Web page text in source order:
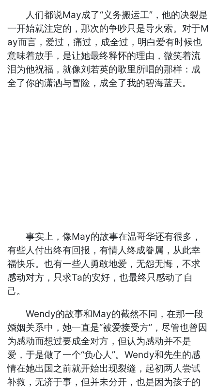
人们都说May成了“义务搬运工”，他的决裂是
一开始就注定的，那次的争吵只是导火索。对于M
ay而言，爱过，痛过，成全过，明白爱有时候也
意味着放手，是让她最终释怀的理由，微笑着流
泪为他祝福，就像刘若英的歌里所唱的那样：成
全了你的潇洒与冒险，成全了我的碧海蓝天。
事实上，像May的故事在温哥华还有很多，
有些人付出终有回报，有情人终成眷属，从此幸
福快乐。也有一些人勇敢地爱，无怨无悔，不求
感动对方，只求Ta的安好，也最终只感动了自
己。
Wendy的故事和May的截然不同，在那一段
婚姻关系中，她一直是“被爱接受方”，尽管也曾因
为感动而想过要成全对方，但认为感动并不是
爱，于是做了一个“负心人”。Wendy和先生的感
情在她出国之前就开始出现裂缝，起初两人尝试
补救，无济于事，但并未分开，也是因为孩子的